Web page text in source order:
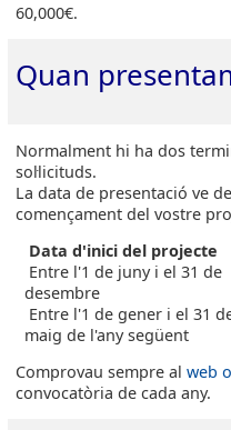
60,000€.
Quan
Normalment hi ha dos
sol·licituds.
La data de presentació ve
començament del vostre
Data d'inici del projecte
Entre l'1 de juny i el 31 de
desembre
Entre l'1 de gener i el 31
maig de l'anysegüent
Comprovau sempre alweb
convocatòria de cada any.